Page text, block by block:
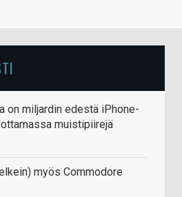
on miljardin edestä iPhone-
muistipiirejä
myös Commodore